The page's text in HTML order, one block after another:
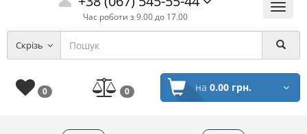
Меню
Час роботи з 9.00 до 17.00
Скрізь
0 0 на 0.00 грн.